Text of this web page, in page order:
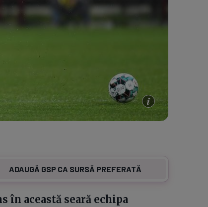
ADAUGĂ GSP CA SURSĂ PREFERATĂ
în această seară echipa